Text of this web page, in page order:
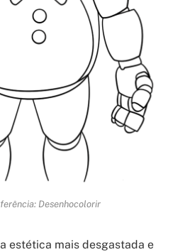
Desenhocolorir
estética mais desgastada e